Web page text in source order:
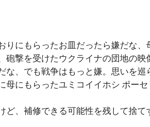
にもらったお皿だったら嫌だな、
砲撃を受けたウクライナの団地の映
な、でも戦争はもっと嫌。思いを巡
母にもらったユミコイイホシ ポー
、補修できる可能性を残して捨て